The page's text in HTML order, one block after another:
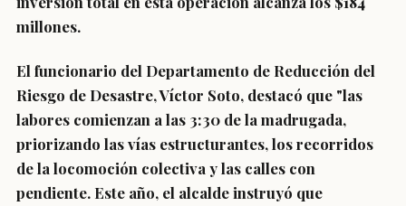
millones.
El funcionario del Departamento de Reducción del
Riesgo de Desastre, Víctor Soto, destacó que "las
labores comienzan a las 3:30 de la madrugada,
priorizando las vías estructurantes, los recorridos
de la locomoción colectiva y las calles con
pendiente. Este año, el alcalde instruyó que